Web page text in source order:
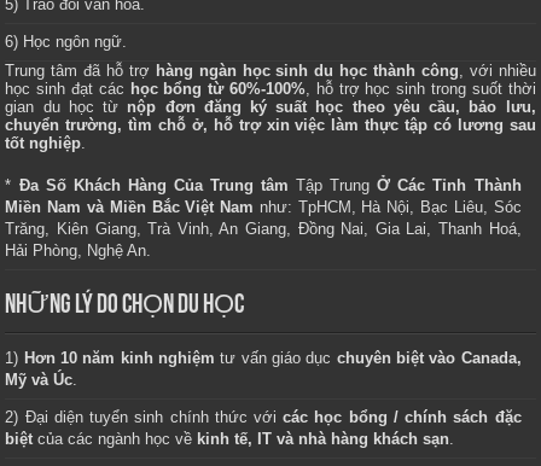
5) Trao đổi văn hóa.
6) Học ngôn ngữ.
Trung tâm đã hỗ trợ hàng ngàn học sinh du học thành công, với nhiều
học sinh đạt các học bổng từ 60%-100%, hỗ trợ học sinh trong suốt thời
gian du học từ nộp đơn đăng ký suất học theo yêu cầu, bảo lưu,
chuyển trường, tìm chỗ ở, hỗ trợ xin việc làm thực tập có lương sau
tốt nghiệp.
* Đa Số Khách Hàng Của Trung tâm Tập TrungỞ Các Tỉnh Thành
Miền Nam và Miền Bắc Việt Nam như: TpHCM, Hà Nội, Bạc Liêu, Sóc
Trăng, Kiên Giang, Trà Vinh, An Giang, Đồng Nai, Gia Lai, Thanh Hoá,
Hải Phòng, Nghệ An.
NHỮNG LÝ DO CHỌN DU HỌC
1) Hơn 10 năm kinh nghiệm tư vấn giáo dục chuyên biệt vào Canada,
Mỹ và Úc.
2) Đại diện tuyển sinh chính thức vớicác học bổng / chính sách đặc
biệt của các ngành học về kinh tế, IT và nhà hàng khách sạn.